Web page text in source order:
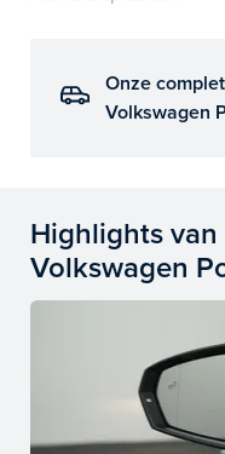
Onze
Volkswagen
Highlights
Volkswagen